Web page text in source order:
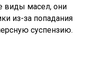
виды масел, они
из-за попадания
суспензию.